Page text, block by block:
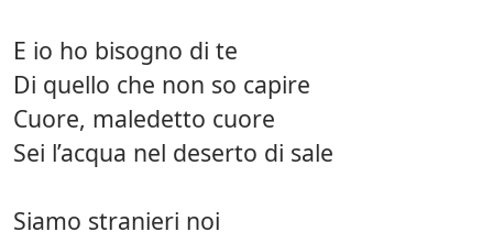
E io ho bisogno di te
Di quello che non so capire
Cuore, maledetto cuore
Sei l’acqua nel deserto di sale
Siamo stranieri noi